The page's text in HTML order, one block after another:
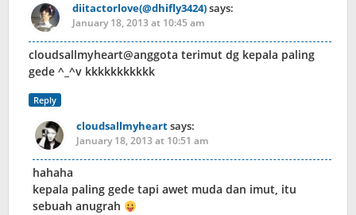
diitactorlove(@dhifly3424)says:
January 18, 2013 at 10:45 am
cloudsallmyheart@anggota terimut dg kepala paling
gede ^_^v kkkkkkkkkkk
Reply
cloudsallmyheartsays:
January 18, 2013 at 10:51 am
hahaha
kepala paling gede tapi awet muda dan imut, itu
sebuah anugrah